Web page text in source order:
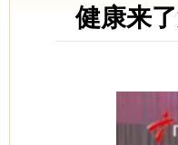
第20120102期
心脏健康从脸看
健康来